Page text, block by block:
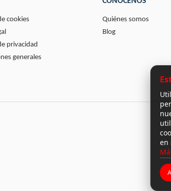
cookies
privacidad
generales
Quiénes somos
Blog
en